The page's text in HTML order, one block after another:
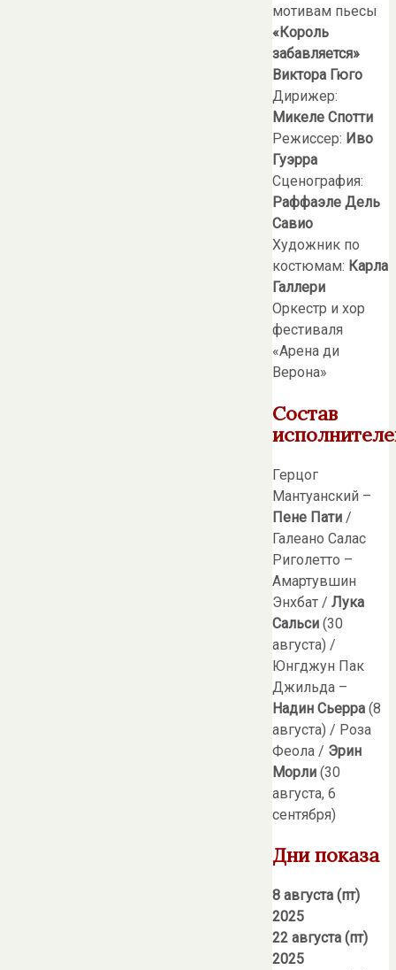
мотивам пьесы
«Король
забавляется»
Виктора Гюго
Дирижер:
Микеле Спотти
Режиссер: Иво
Гуэрра
Сценография:
Раффаэле Дель
Савио
Художник по
костюмам: Карла
Галлери
Оркестр и хор
фестиваля
«Арена ди
Верона»
Состав
Герцог
Мантуанский –
Пене Пати /
Галеано Салас
Риголетто –
Амартувшин
Энхбат / Лука
Сальси (30
августа) /
Юнгджун Пак
Джильда –
Надин Сьерра (8
августа) / Роза
Феола / Эрин
Морли (30
августа, 6
сентября)
Дни показа
8 августа (пт)
2025
22 августа (пт)
2025